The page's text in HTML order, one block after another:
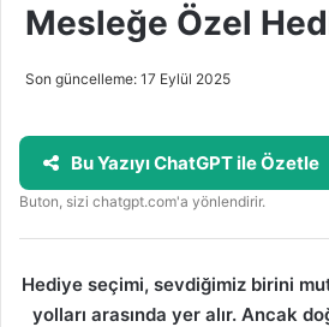
Mesleğe Özel
Son güncelleme: 17 Eylül 2025
Bu Yazıyı ChatGPT ile Özetle
Buton, sizi chatgpt.com'a yönlendirir.
Hediye seçimi, sevdiğimiz birini
yolları arasında yer alır. Ancak